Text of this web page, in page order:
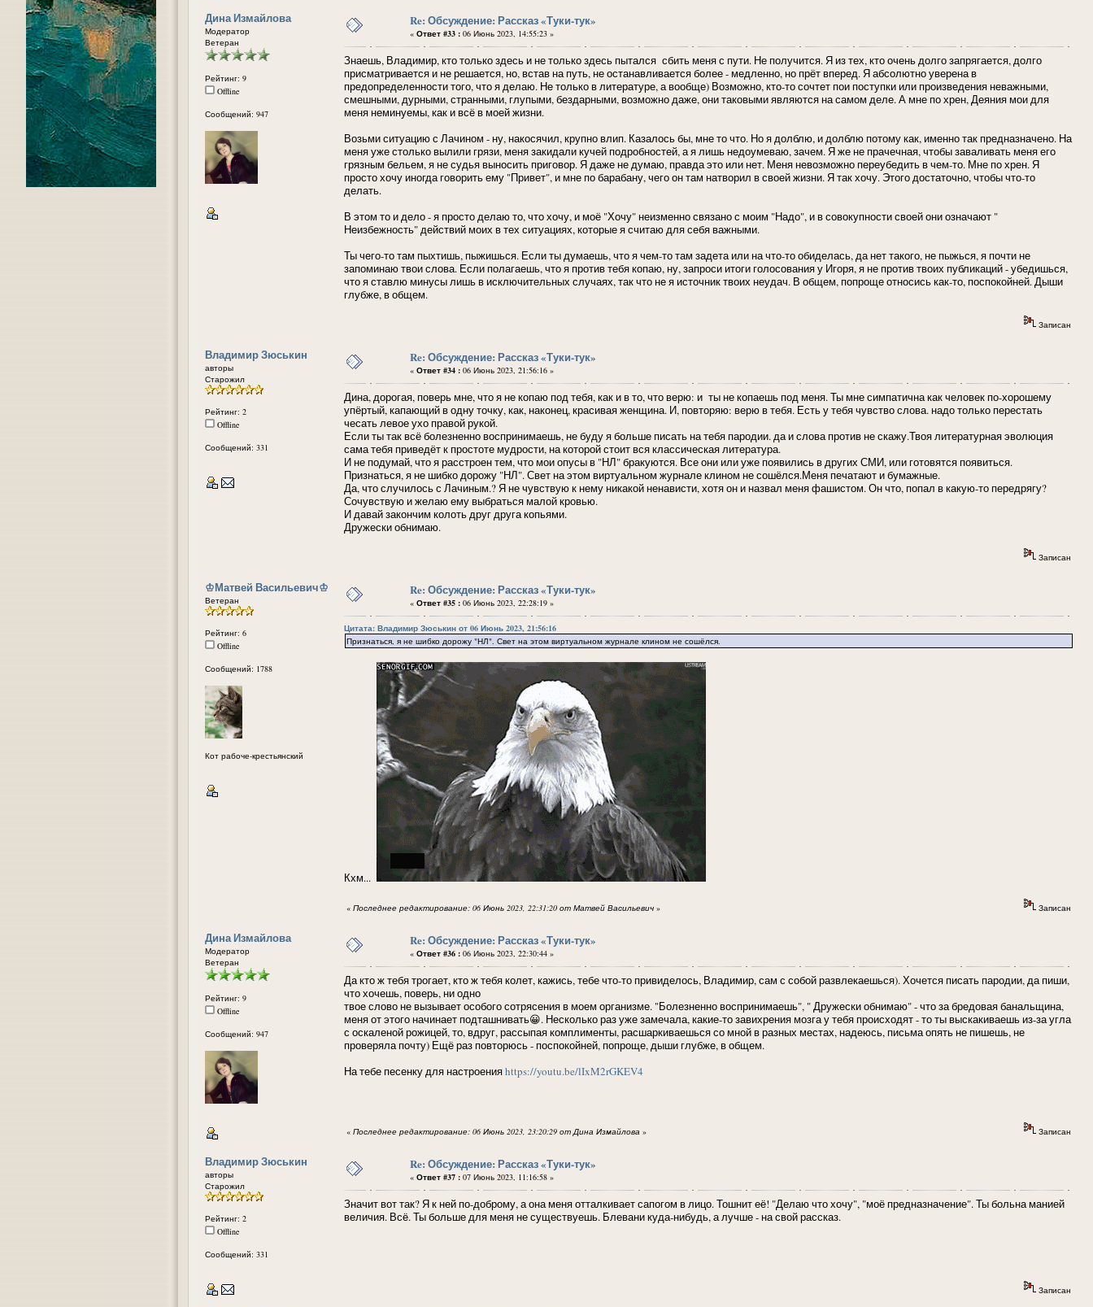
Дина Измайлова
Модератор
Ветеран
Рейтинг: 9
Offline
Сообщений: 947
Re: Обсуждение: Рассказ «Туки-тук»
« Ответ #33 : 06 Июнь 2023, 14:55:23 »
Знаешь, Владимир, кто только здесь и не только здесь пытался сбить меня с пути. Не получится. Я из тех, кто очень долго запрягается, долго
присматривается и не решается, но, встав на путь, не останавливается более - медленно, но прёт вперед. Я абсолютно уверена в
предопределенности того, что я делаю. Не только в литературе, а вообще) Возможно, кто-то сочтет пои поступки или произведения неважными,
смешными, дурными, странными, глупыми, бездарными, возможно даже, они таковыми являются на самом деле. А мне по хрен, Деяния мои для
меня неминуемы, как и всё в моей жизни.
Возьми ситуацию с Лачином - ну, накосячил, крупно влип. Казалось бы, мне то что. Но я долблю, и долблю потому как, именно так предназначено. На
меня уже столько вылили грязи, меня закидали кучей подробностей, а я лишь недоумеваю, зачем. Я же не прачечная, чтобы заваливать меня его
грязным бельем, я не судья выносить приговор. Я даже не думаю, правда это или нет. Меня невозможно переубедить в чем-то. Мне по хрен. Я
просто хочу иногда говорить ему "Привет", и мне по барабану, чего он там натворил в своей жизни. Я так хочу. Этого достаточно, чтобы что-то
делать.
В этом то и дело - я просто делаю то, что хочу, и моё "Хочу" неизменно связано с моим "Надо", и в совокупности своей они означают "
Неизбежность" действий моих в тех ситуациях, которые я считаю для себя важными.
Ты чего-то там пыхтишь, пыжишься. Если ты думаешь, что я чем-то там задета или на что-то обиделась, да нет такого, не пыжься, я почти не
запоминаю твои слова. Если полагаешь, что я против тебя копаю, ну, запроси итоги голосования у Игоря, я не против твоих публикаций - убедишься,
что я ставлю минусы лишь в исключительных случаях, так что не я источник твоих неудач. В общем, попроще относись как-то, поспокойней. Дыши
глубже, в общем.
Записан
Владимир Зюськин
авторы
Старожил
Рейтинг: 2
Offline
Сообщений: 331
Re: Обсуждение: Рассказ «Туки-тук»
« Ответ #34 : 06 Июнь 2023, 21:56:16 »
Дина, дорогая, поверь мне, что я не копаю под тебя, как и в то, что верю: и ты не копаешь под меня. Ты мне симпатична как человек по-хорошему
упёртый, капающий в одну точку, как, наконец, красивая женщина. И, повторяю: верю в тебя. Есть у тебя чувство слова. надо только перестать
чесать левое ухо правой рукой.
Если ты так всё болезненно воспринимаешь, не буду я больше писать на тебя пародии. да и слова против не скажу.Твоя литературная эволюция
сама тебя приведёт к простоте мудрости, на которой стоит вся классическая литература.
И не подумай, что я расстроен тем, что мои опусы в "НЛ" бракуются. Все они или уже появились в других СМИ, или готовятся появиться.
Признаться, я не шибко дорожу "НЛ". Свет на этом виртуальном журнале клином не сошёлся.Меня печатают и бумажные.
Да, что случилось с Лачиным.? Я не чувствую к нему никакой ненависти, хотя он и назвал меня фашистом. Он что, попал в какую-то передрягу?
Сочувствую и желаю ему выбраться малой кровью.
И давай закончим колоть друг друга копьями.
Дружески обнимаю.
Записан
᠌♔Матвей Васильевич♔
Ветеран
Рейтинг: 6
Offline
Сообщений: 1788
Кот рабоче-крестьянский
Re: Обсуждение: Рассказ «Туки-тук»
« Ответ #35 : 06 Июнь 2023, 22:28:19 »
Цитата: Владимир Зюськин от 06 Июнь 2023, 21:56:16
Признаться, я не шибко дорожу "НЛ". Свет на этом виртуальном журнале клином не сошёлся.
Кхм...
« Последнее редактирование: 06 Июнь 2023, 22:31:20 от Матвей Васильевич » Записан
Дина Измайлова
Модератор
Ветеран
Рейтинг: 9
Offline
Сообщений: 947
Re: Обсуждение: Рассказ «Туки-тук»
« Ответ #36 : 06 Июнь 2023, 22:30:44 »
Да кто ж тебя трогает, кто ж тебя колет, кажись, тебе что-то привиделось, Владимир, сам с собой развлекаешься). Хочется писать пародии, да пиши,
что хочешь, поверь, ни одно
твое слово не вызывает особого сотрясения в моем организме. "Болезненно воспринимаешь", " Дружески обнимаю" - что за бредовая банальщина,
меня от этого начинает подташнивать😀. Несколько раз уже замечала, какие-то завихрения мозга у тебя происходят - то ты выскакиваешь из-за угла
с оскаленой рожицей, то, вдруг, рассыпая комплименты, расшаркиваешься со мной в разных местах, надеюсь, письма опять не пишешь, не
проверяла почту) Ещё раз повторюсь - поспокойней, попроще, дыши глубже, в общем.
На тебе песенку для настроенияhttps://youtu.be/lIxM2rGKEV4
« Последнее редактирование: 06 Июнь 2023, 23:20:29 от Дина Измайлова » Записан
Владимир Зюськин
авторы
Старожил
Рейтинг: 2
Offline
Сообщений: 331
Re: Обсуждение: Рассказ «Туки-тук»
« Ответ #37 : 07 Июнь 2023, 11:16:58 »
Значит вот так? Я к ней по-доброму, а она меня отталкивает сапогом в лицо. Тошнит её! "Делаю что хочу", "моё предназначение". Ты больна манией
величия. Всё. Ты больше для меня не существуешь. Блевани куда-нибудь, а лучше - на свой рассказ.
Записан